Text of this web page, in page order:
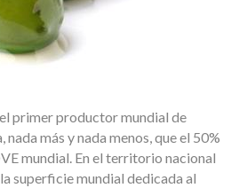
primer productor mundial de
más y nada menos, que el 50%
mundial. En el territorio nacional
superficie mundial dedicada al